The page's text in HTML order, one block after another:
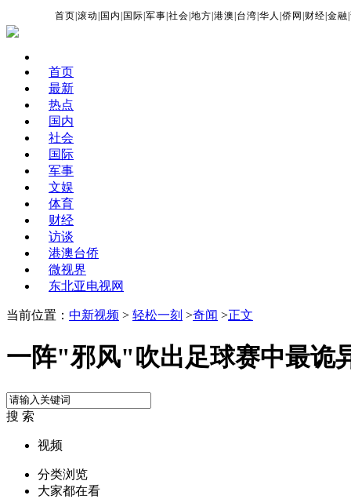
首页 |滚动 国内 国际 |军事 |社会 |地方 |港澳 台湾 |华人 |侨网 财经 |金融 |
首页
最新
热点
国内
社会
国际
军事
文娱
体育
财经
访谈
港澳台侨
微视界
东北亚电视网
当前位置： 中新视频 > 轻松一刻 >奇闻 >正文
一阵"邪风"吹出足球赛中最诡
搜 索
视频
分类浏览
大家都在看